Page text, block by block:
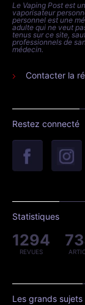
Le Vaping Post est
vaporisateur
personnel est une
adulte qui ne veut
tenus sur ce site,
professionnels de
médecin.
Contacter la
Restez connecté
Statistiques
1294
REVUES
Les grands sujets